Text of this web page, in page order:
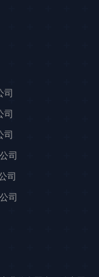
司
司
司
司
司
司